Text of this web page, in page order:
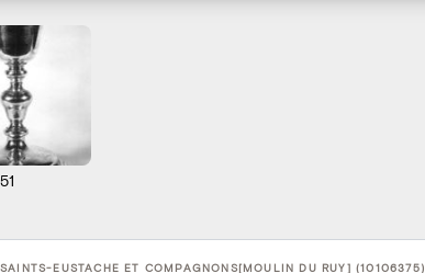
EUSTACHE ET COMPAGNONS[MOULIN DU RUY] (10106375)